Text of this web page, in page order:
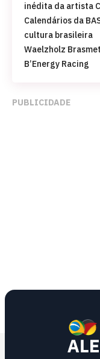
inédita da artista
Calendários da
cultura brasileira
Waelzholz
B’Energy Racing
PUBLICIDADE